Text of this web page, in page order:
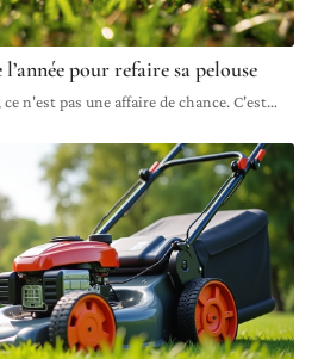
pour refaire sa pelouse
n'est pas une affaire de chance. C'est…